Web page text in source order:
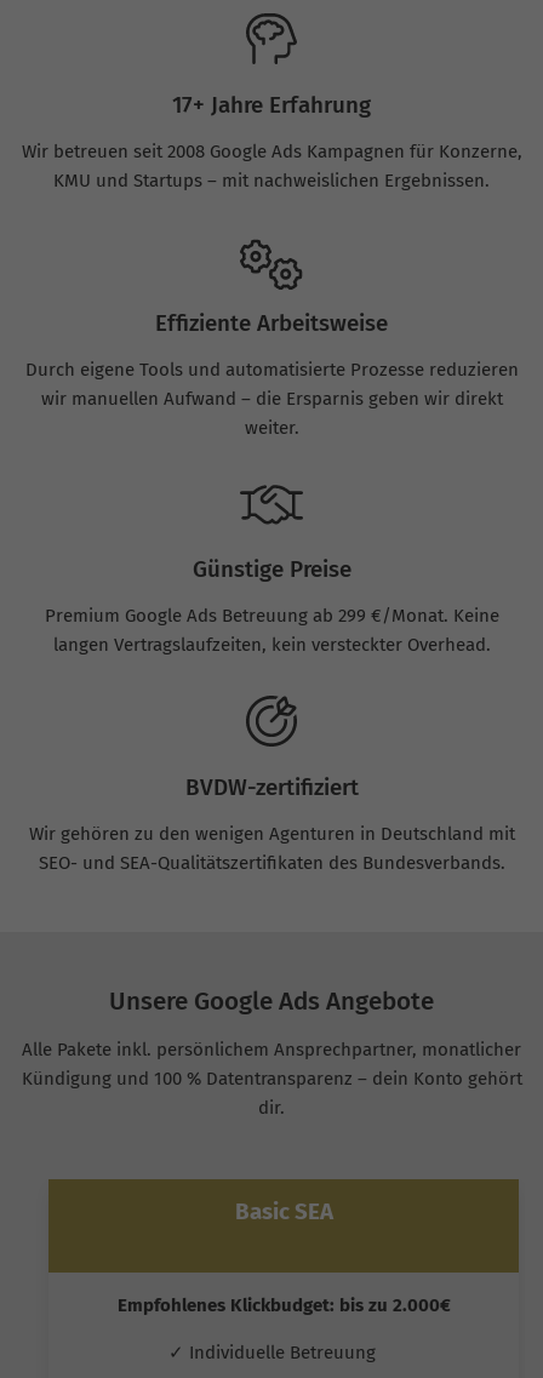
17+ Jahre Erfahrung
Wir betreuen seit 2008 Google Ads Kampagnen für Konzerne,
KMU und Startups – mit nachweislichen Ergebnissen.
Effiziente Arbeitsweise
Durch eigene Tools und automatisierte Prozesse reduzieren
wir manuellen Aufwand – die Ersparnis geben wir direkt
weiter.
Günstige Preise
Premium Google Ads Betreuung ab 299 €/Monat. Keine
langen Vertragslaufzeiten, kein versteckter Overhead.
BVDW-zertifiziert
Wir gehören zu den wenigen Agenturen in Deutschland mit
SEO- und SEA-Qualitätszertifikaten des Bundesverbands.
Unsere Google Ads Angebote
Alle Pakete inkl. persönlichem Ansprechpartner, monatlicher
Kündigung und 100 % Datentransparenz – dein Konto gehört
dir.
Basic SEA
Empfohlenes Klickbudget: bis zu 2.000€
✓ Individuelle Betreuung